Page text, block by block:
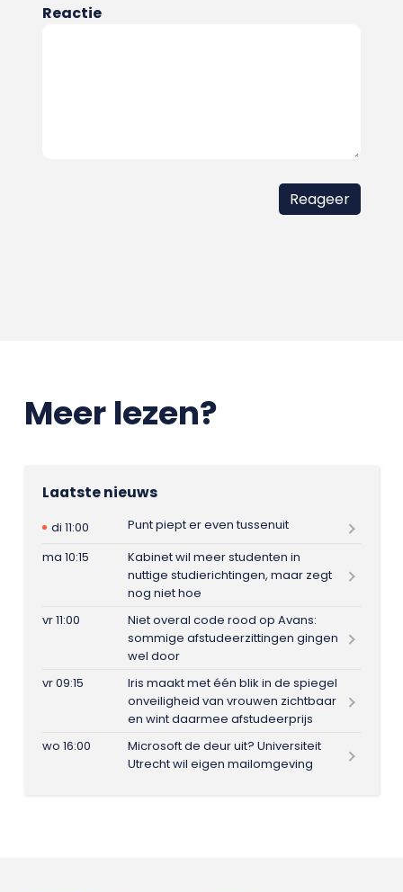
Reactie
Meer lezen?
Laatste nieuws
di 11:00
Punt piept er even tussenuit
ma 10:15
Kabinet wil meer studenten in
nuttige studierichtingen, maar zegt
nog niet hoe
vr 11:00
Niet overal code rood op Avans:
sommige afstudeerzittingen gingen
wel door
vr 09:15
Iris maakt met één blik in de spiegel
onveiligheid van vrouwen zichtbaar
en wint daarmee afstudeerprijs
wo 16:00
Microsoft de deur uit? Universiteit
Utrecht wil eigen mailomgeving